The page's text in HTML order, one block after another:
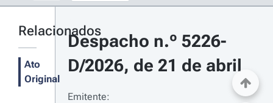
Relacionados
Ato
Original
Despacho n.º 5226-
D/2026, de 21 de abril
Emitente: